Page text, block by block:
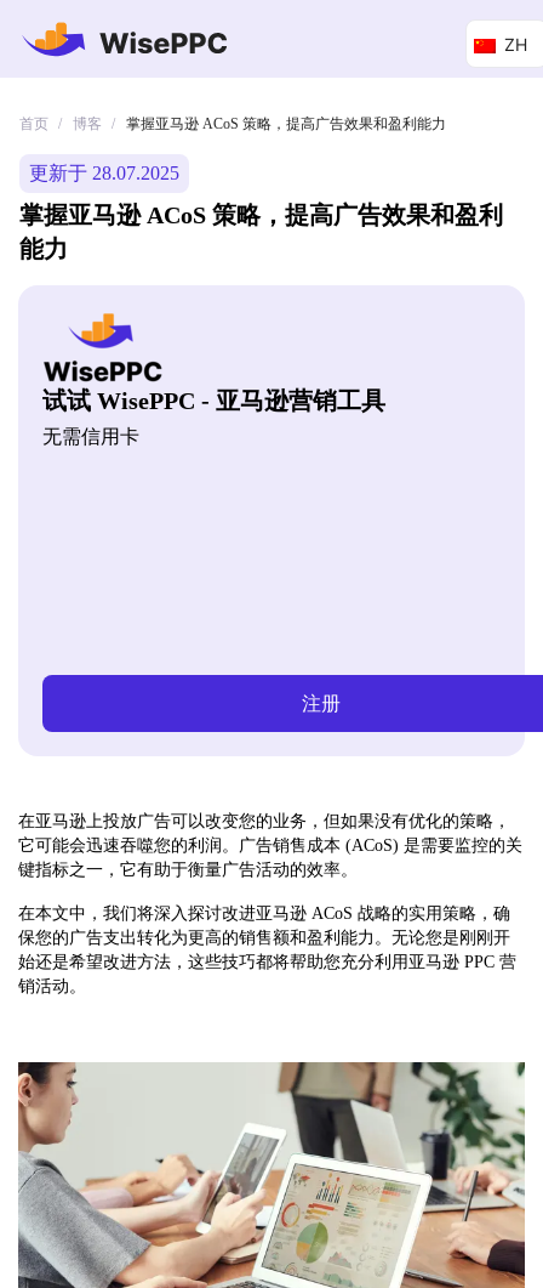
ZH
首页 / 博客 / 掌握亚马逊 ACoS 策略，提高广告效果和盈利能力
更新于 28.07.2025
掌握亚马逊 ACoS 策略，提高广告效果和盈利
能力
试试 WisePPC - 亚马逊营销工具
无需信用卡
注册
在亚马逊上投放广告可以改变您的业务，但如果没有优化的策略，
它可能会迅速吞噬您的利润。广告销售成本 (ACoS) 是需要监控的关
键指标之一，它有助于衡量广告活动的效率。
在本文中，我们将深入探讨改进亚马逊 ACoS 战略的实用策略，确
保您的广告支出转化为更高的销售额和盈利能力。无论您是刚刚开
始还是希望改进方法，这些技巧都将帮助您充分利用亚马逊 PPC 营
销活动。